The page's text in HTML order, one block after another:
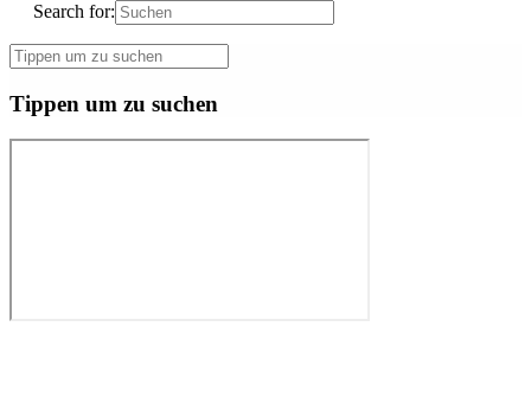
Search for:
Tippen um zu suchen